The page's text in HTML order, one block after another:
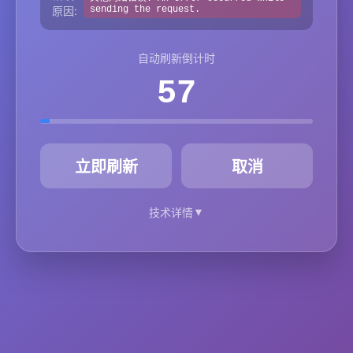
原因:
sending the request.
自动刷新倒计时
57
立即刷新 取消
技术详情▼